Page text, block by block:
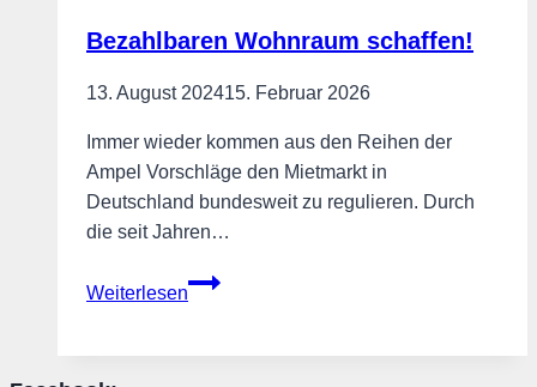
Bezahlbaren Wohnraum schaffen!
13. August 202415. Februar 2026
Immer wieder kommen aus den Reihen der
Ampel Vorschläge den Mietmarkt in
Deutschland bundesweit zu regulieren. Durch
die seit Jahren…
Weiterlesen
Bezahlbaren